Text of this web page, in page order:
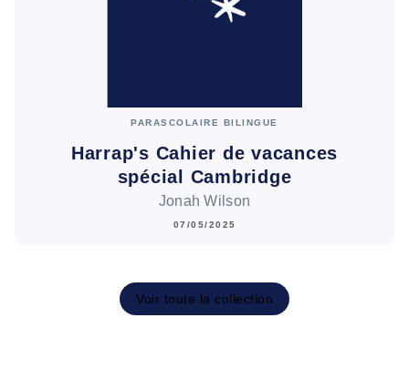
PARASCOLAIRE BILINGUE
Harrap's Cahier de vacances
spécial Cambridge
Jonah Wilson
07/05/2025
Voir toute la collection